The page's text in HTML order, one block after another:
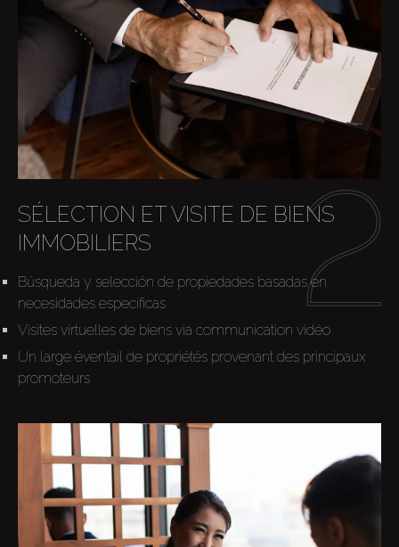
SÉLECTION ET VISITE DE BIENS
IMMOBILIERS
Búsqueda y selección de propiedades basadas en
necesidades específicas
Visites virtuelles de biens via communication vidéo
Un large éventail de propriétés provenant des principaux
promoteurs